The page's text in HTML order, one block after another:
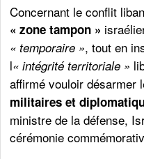
Concernant le conflit
« zone tampon »
« temporaire », tout en
l« intégrité territoriale »
affirmé vouloir désarmer
militaires et
ministre de la défense,
cérémonie